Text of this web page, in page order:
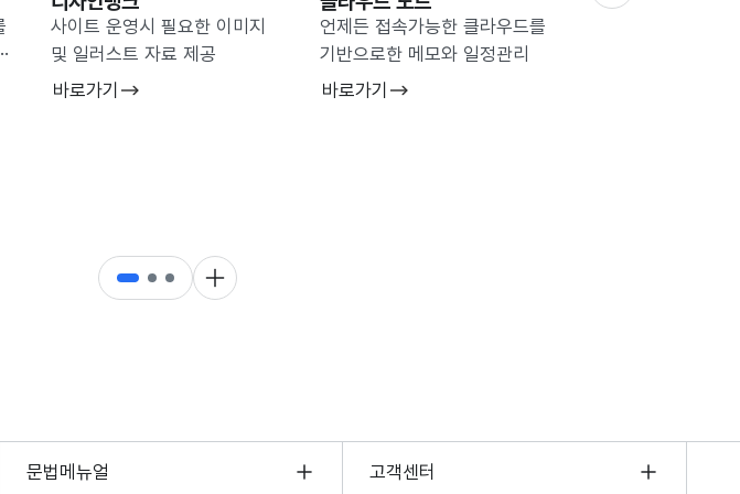
사이트 운영시 필요한 이미지
및 일러스트 자료 제공
바로가기
언제든 접속가능한 클라우드를
기반으로한 메모와 일정관리
바로가기
더 보기
문법메뉴얼 고객센터